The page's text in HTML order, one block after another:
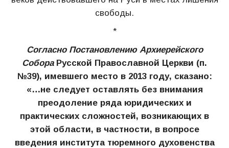
свободы.
*
Согласно Постановлению Архиерейского
СобораРусской Православной Церкви (п.
№39), имевшего место в 2013 году, сказано:
«…не следует оставлять без внимания
преодоление ряда юридических и
практических сложностей, возникающих в
этой области, в частности, в вопросе
введения института тюремного духовенства